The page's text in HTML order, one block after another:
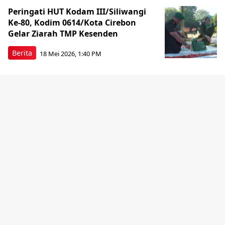
Berita
Peringati HUT Kodam III/Siliwangi
Ke-80, Kodim 0614/Kota Cirebon
Gelar Ziarah TMP Kesenden
18 Mei 2026, 1:40 PM